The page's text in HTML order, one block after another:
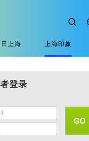
上海 上海印象
登录